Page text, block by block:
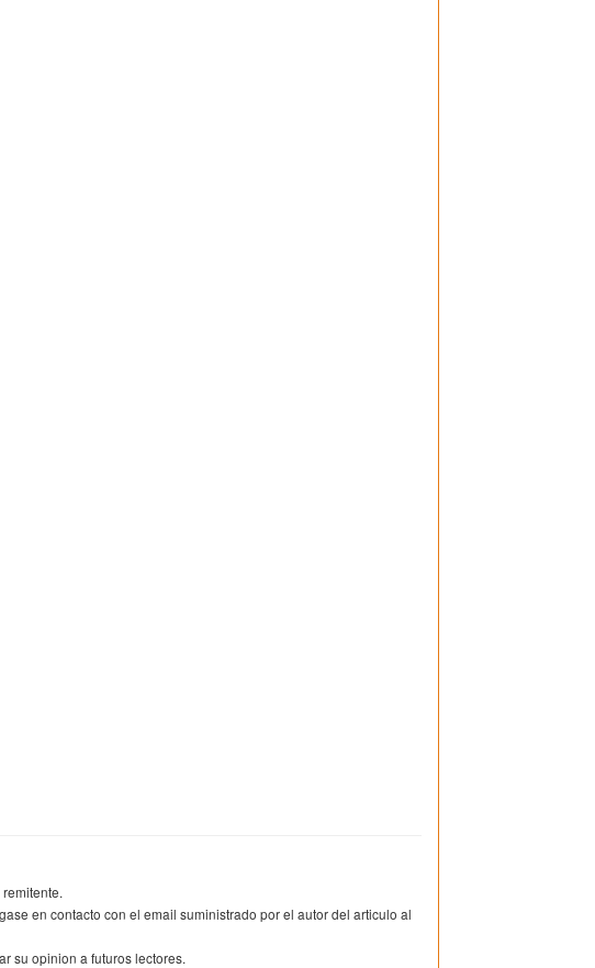
en contacto con el email suministrado por el autor del articulo al
su opinion a futuros lectores.